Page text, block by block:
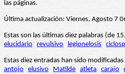
las páginas.
Última actualización: Viernes, Agosto 7
Estas son las últimas diez palabras (de
elucidario
revulsivo legionelosis
Estas diez entradas han sido
antojo elusivo Matilde atleta carajo